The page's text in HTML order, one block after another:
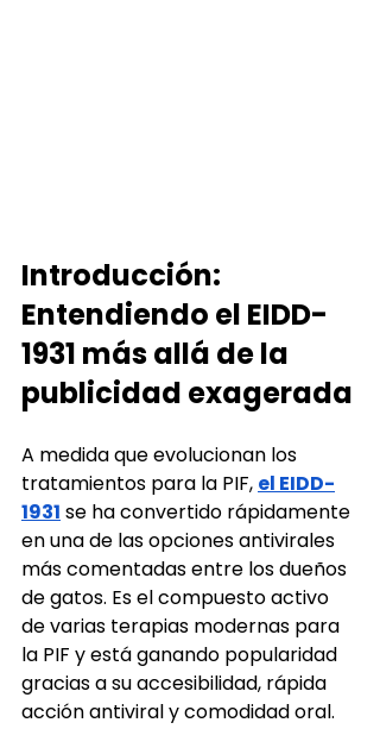
Introducción:
Entendiendo el EIDD-
1931 más allá de la
publicidad exagerada
A medida que evolucionan los
tratamientos para la PIF, el EIDD-
1931 se ha convertido rápidamente
en una de las opciones antivirales
más comentadas entre los dueños
de gatos. Es el compuesto activo
de varias terapias modernas para
la PIF y está ganando popularidad
gracias a su accesibilidad, rápida
acción antiviral y comodidad oral.